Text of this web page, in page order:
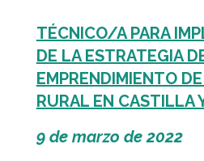
TÉCNICO/A PARA
DE LA ESTRATEGIA
EMPRENDIMIENTO
RURAL EN CASTILLA
9 de marzo de 2022